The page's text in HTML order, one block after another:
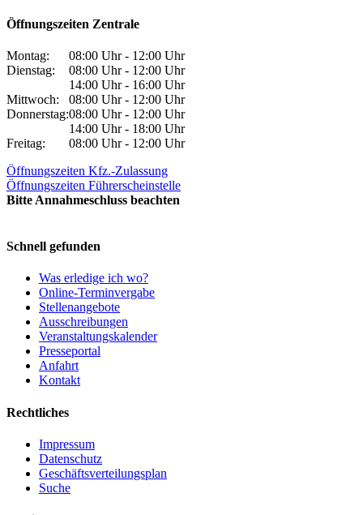
Öffnungszeiten Zentrale
Montag:
08:00 Uhr - 12:00 Uhr
Dienstag:
08:00 Uhr - 12:00 Uhr
14:00 Uhr - 16:00 Uhr
Mittwoch:
08:00 Uhr - 12:00 Uhr
Donnerstag:08:00 Uhr - 12:00 Uhr
14:00 Uhr - 18:00 Uhr
Freitag:
08:00 Uhr - 12:00 Uhr
Öffnungszeiten Kfz.-Zulassung
Öffnungszeiten Führerscheinstelle
Bitte Annahmeschluss beachten
Schnell gefunden
Was erledige ich wo?
Online-Terminvergabe
Stellenangebote
Ausschreibungen
Veranstaltungskalender
Presseportal
Anfahrt
Kontakt
Rechtliches
Impressum
Datenschutz
Geschäftsverteilungsplan
Suche